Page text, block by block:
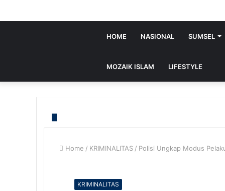
HOME NASIONAL SUMSEL
MOZAIK ISLAM LIFESTYLE
Home / KRIMINALITAS / Polisi Ungkap Modus
KRIMINALITAS